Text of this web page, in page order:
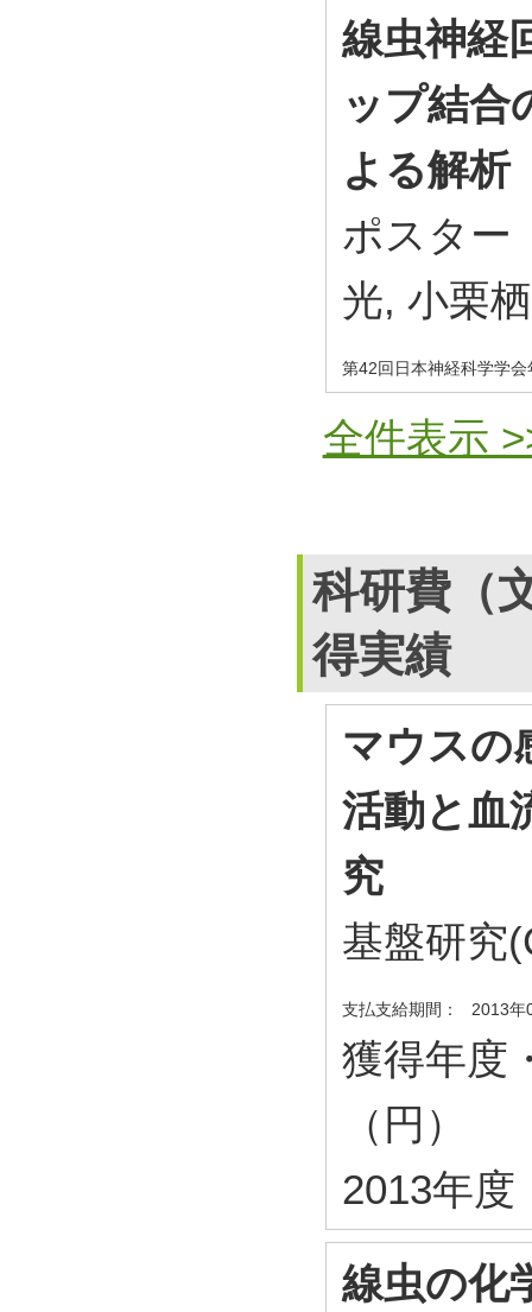
線虫神経
ップ結合
よる解析
ポスター
光, 小栗
第42回日本神経科学学
全件表示
科研費（
得実績
マウスの
活動と血
究
基盤研究
支払支給期間： 2013年
獲得年度
（円）
2013年度
線虫の化